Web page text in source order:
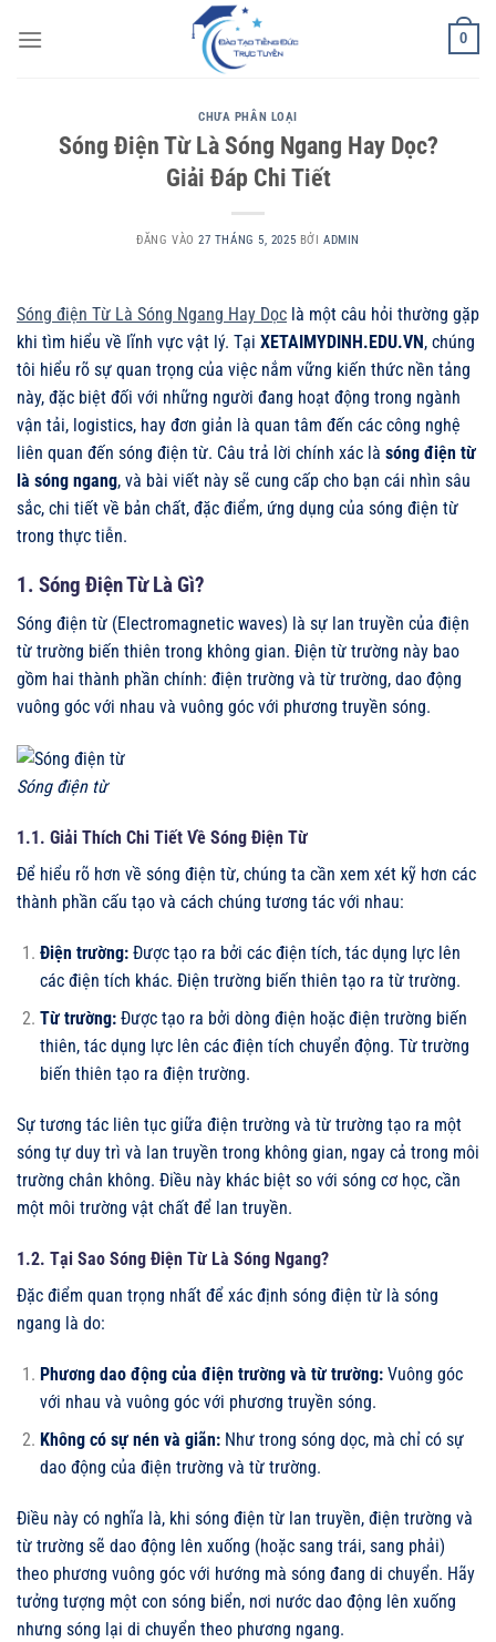
qua
0
CHƯA PHÂN LOẠI
Sóng Điện Từ Là Sóng Ngang Hay Dọc?
Giải Đáp Chi Tiết
ĐĂNG VÀO27 THÁNG 5, 2025 BỞI ADMIN
Sóng điện Từ Là Sóng Ngang Hay Dọc là một câu hỏi thường gặp
khi tìm hiểu về lĩnh vực vật lý. Tại XETAIMYDINH.EDU.VN, chúng
tôi hiểu rõ sự quan trọng của việc nắm vững kiến thức nền tảng
này, đặc biệt đối với những người đang hoạt động trong ngành
vận tải, logistics, hay đơn giản là quan tâm đến các công nghệ
liên quan đến sóng điện từ. Câu trả lời chính xác là sóng điện từ
là sóng ngang, và bài viết này sẽ cung cấp cho bạn cái nhìn sâu
sắc, chi tiết về bản chất, đặc điểm, ứng dụng của sóng điện từ
trong thực tiễn.
1. Sóng Điện Từ Là Gì?
Sóng điện từ (Electromagnetic waves) là sự lan truyền của điện
từ trường biến thiên trong không gian. Điện từ trường này bao
gồm hai thành phần chính: điện trường và từ trường, dao động
vuông góc với nhau và vuông góc với phương truyền sóng.
Sóng điện từ
1.1. Giải Thích Chi Tiết Về Sóng Điện Từ
Để hiểu rõ hơn về sóng điện từ, chúng ta cần xem xét kỹ hơn các
thành phần cấu tạo và cách chúng tương tác với nhau:
Điện trường:Được tạo ra bởi các điện tích, tác dụng lực lên
các điện tích khác. Điện trường biến thiên tạo ra từ trường.
Từ trường:Được tạo ra bởi dòng điện hoặc điện trường biến
thiên, tác dụng lực lên các điện tích chuyển động. Từ trường
biến thiên tạo ra điện trường.
Sự tương tác liên tục giữa điện trường và từ trường tạo ra một
sóng tự duy trì và lan truyền trong không gian, ngay cả trong môi
trường chân không. Điều này khác biệt so với sóng cơ học, cần
một môi trường vật chất để lan truyền.
1.2. Tại Sao Sóng Điện Từ Là Sóng Ngang?
Đặc điểm quan trọng nhất để xác định sóng điện từ là sóng
ngang là do:
Phương dao động của điện trường và từ trường:Vuông góc
với nhau và vuông góc với phương truyền sóng.
Không có sự nén và giãn:Như trong sóng dọc, mà chỉ có sự
dao động của điện trường và từ trường.
Điều này có nghĩa là, khi sóng điện từ lan truyền, điện trường và
từ trường sẽ dao động lên xuống (hoặc sang trái, sang phải)
theo phương vuông góc với hướng mà sóng đang di chuyển. Hãy
tưởng tượng một con sóng biển, nơi nước dao động lên xuống
nhưng sóng lại di chuyển theo phương ngang.